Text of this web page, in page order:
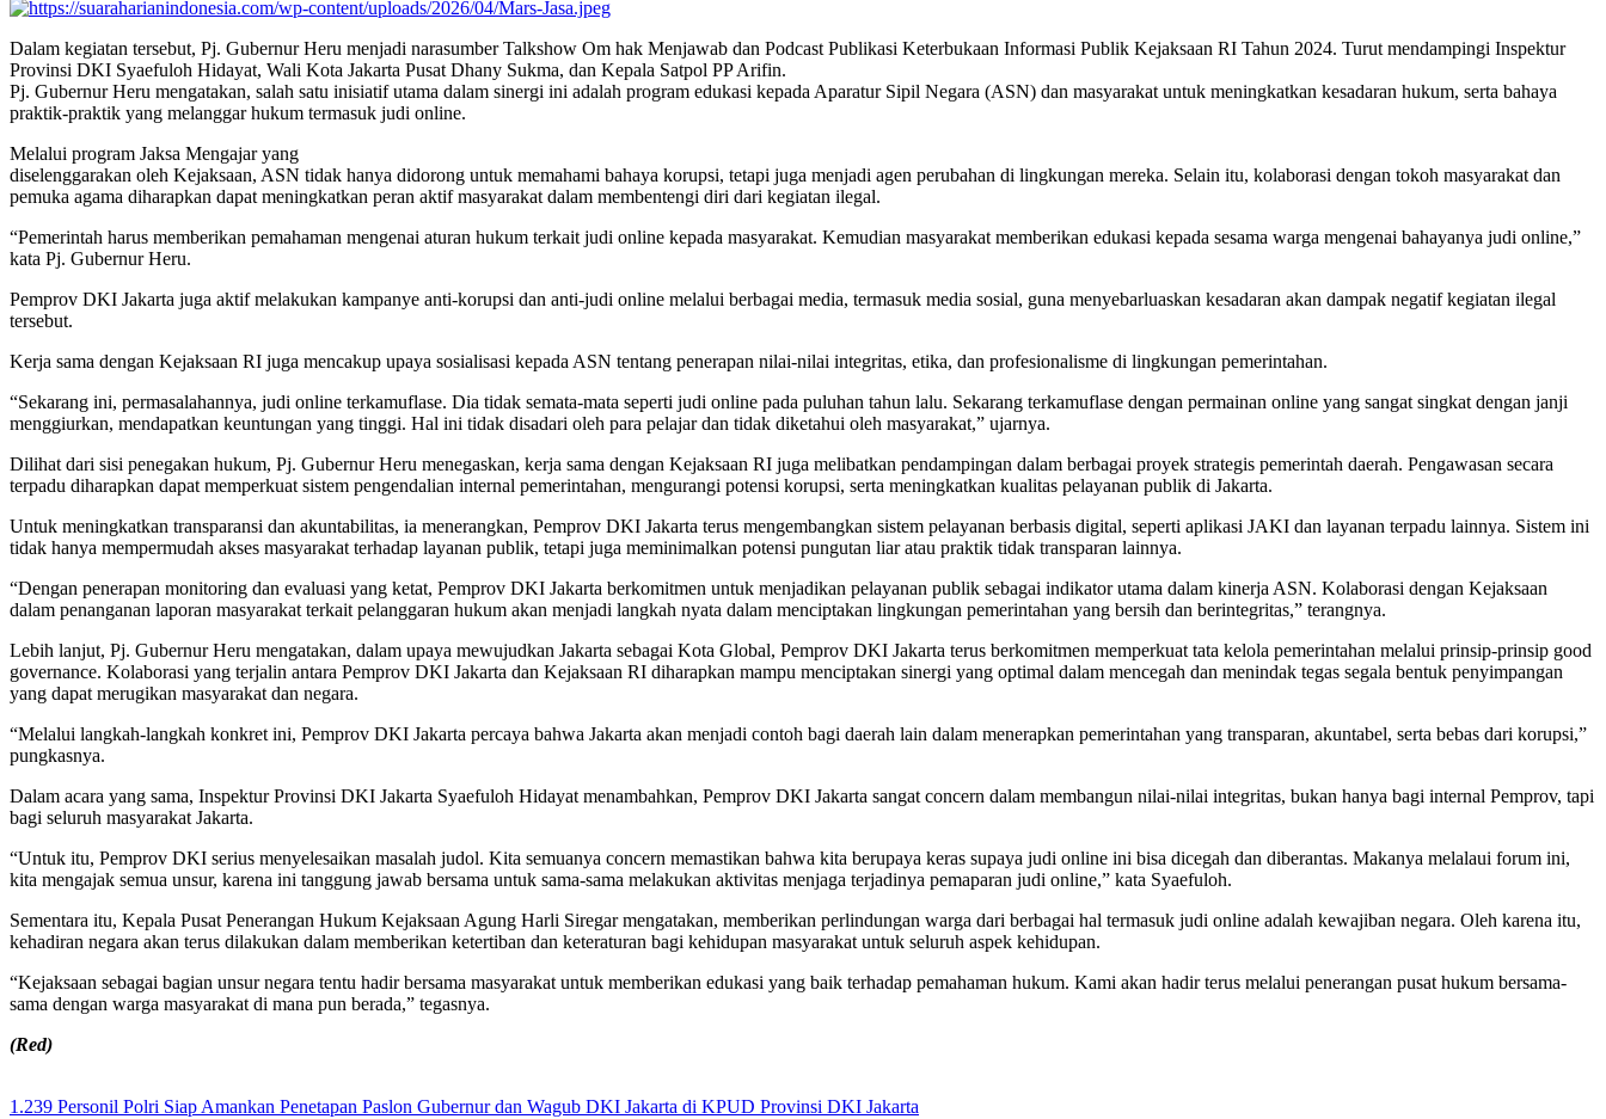
Dalam kegiatan tersebut, Pj. Gubernur Heru menjadi narasumber Talkshow Om hak Menjawab dan Podcast Publikasi Keterbukaan Informasi Publik Kejaksaan RI Tahun 2024. Turut mendampingi Inspektur
Provinsi DKI Syaefuloh Hidayat, Wali Kota Jakarta Pusat Dhany Sukma, dan Kepala Satpol PP Arifin.
Pj. Gubernur Heru mengatakan, salah satu inisiatif utama dalam sinergi ini adalah program edukasi kepada Aparatur Sipil Negara (ASN) dan masyarakat untuk meningkatkan kesadaran hukum, serta bahaya
praktik-praktik yang melanggar hukum termasuk judi online.
Melalui program Jaksa Mengajar yang
diselenggarakan oleh Kejaksaan, ASN tidak hanya didorong untuk memahami bahaya korupsi, tetapi juga menjadi agen perubahan di lingkungan mereka. Selain itu, kolaborasi dengan tokoh masyarakat dan
pemuka agama diharapkan dapat meningkatkan peran aktif masyarakat dalam membentengi diri dari kegiatan ilegal.
“Pemerintah harus memberikan pemahaman mengenai aturan hukum terkait judi online kepada masyarakat. Kemudian masyarakat memberikan edukasi kepada sesama warga mengenai bahayanya judi online,”
kata Pj. Gubernur Heru.
Pemprov DKI Jakarta juga aktif melakukan kampanye anti-korupsi dan anti-judi online melalui berbagai media, termasuk media sosial, guna menyebarluaskan kesadaran akan dampak negatif kegiatan ilegal
tersebut.
Kerja sama dengan Kejaksaan RI juga mencakup upaya sosialisasi kepada ASN tentang penerapan nilai-nilai integritas, etika, dan profesionalisme di lingkungan pemerintahan.
“Sekarang ini, permasalahannya, judi online terkamuflase. Dia tidak semata-mata seperti judi online pada puluhan tahun lalu. Sekarang terkamuflase dengan permainan online yang sangat singkat dengan janji
menggiurkan, mendapatkan keuntungan yang tinggi. Hal ini tidak disadari oleh para pelajar dan tidak diketahui oleh masyarakat,” ujarnya.
Dilihat dari sisi penegakan hukum, Pj. Gubernur Heru menegaskan, kerja sama dengan Kejaksaan RI juga melibatkan pendampingan dalam berbagai proyek strategis pemerintah daerah. Pengawasan secara
terpadu diharapkan dapat memperkuat sistem pengendalian internal pemerintahan, mengurangi potensi korupsi, serta meningkatkan kualitas pelayanan publik di Jakarta.
Untuk meningkatkan transparansi dan akuntabilitas, ia menerangkan, Pemprov DKI Jakarta terus mengembangkan sistem pelayanan berbasis digital, seperti aplikasi JAKI dan layanan terpadu lainnya. Sistem ini
tidak hanya mempermudah akses masyarakat terhadap layanan publik, tetapi juga meminimalkan potensi pungutan liar atau praktik tidak transparan lainnya.
“Dengan penerapan monitoring dan evaluasi yang ketat, Pemprov DKI Jakarta berkomitmen untuk menjadikan pelayanan publik sebagai indikator utama dalam kinerja ASN. Kolaborasi dengan Kejaksaan
dalam penanganan laporan masyarakat terkait pelanggaran hukum akan menjadi langkah nyata dalam menciptakan lingkungan pemerintahan yang bersih dan berintegritas,” terangnya.
Lebih lanjut, Pj. Gubernur Heru mengatakan, dalam upaya mewujudkan Jakarta sebagai Kota Global, Pemprov DKI Jakarta terus berkomitmen memperkuat tata kelola pemerintahan melalui prinsip-prinsip good
governance. Kolaborasi yang terjalin antara Pemprov DKI Jakarta dan Kejaksaan RI diharapkan mampu menciptakan sinergi yang optimal dalam mencegah dan menindak tegas segala bentuk penyimpangan
yang dapat merugikan masyarakat dan negara.
“Melalui langkah-langkah konkret ini, Pemprov DKI Jakarta percaya bahwa Jakarta akan menjadi contoh bagi daerah lain dalam menerapkan pemerintahan yang transparan, akuntabel, serta bebas dari korupsi,”
pungkasnya.
Dalam acara yang sama, Inspektur Provinsi DKI Jakarta Syaefuloh Hidayat menambahkan, Pemprov DKI Jakarta sangat concern dalam membangun nilai-nilai integritas, bukan hanya bagi internal Pemprov, tapi
bagi seluruh masyarakat Jakarta.
“Untuk itu, Pemprov DKI serius menyelesaikan masalah judol. Kita semuanya concern memastikan bahwa kita berupaya keras supaya judi online ini bisa dicegah dan diberantas. Makanya melalaui forum ini,
kita mengajak semua unsur, karena ini tanggung jawab bersama untuk sama-sama melakukan aktivitas menjaga terjadinya pemaparan judi online,” kata Syaefuloh.
Sementara itu, Kepala Pusat Penerangan Hukum Kejaksaan Agung Harli Siregar mengatakan, memberikan perlindungan warga dari berbagai hal termasuk judi online adalah kewajiban negara. Oleh karena itu,
kehadiran negara akan terus dilakukan dalam memberikan ketertiban dan keteraturan bagi kehidupan masyarakat untuk seluruh aspek kehidupan.
“Kejaksaan sebagai bagian unsur negara tentu hadir bersama masyarakat untuk memberikan edukasi yang baik terhadap pemahaman hukum. Kami akan hadir terus melalui penerangan pusat hukum bersama-
sama dengan warga masyarakat di mana pun berada,” tegasnya.
(Red)
1.239 Personil Polri Siap Amankan Penetapan Paslon Gubernur dan Wagub DKI Jakarta di KPUD Provinsi DKI Jakarta